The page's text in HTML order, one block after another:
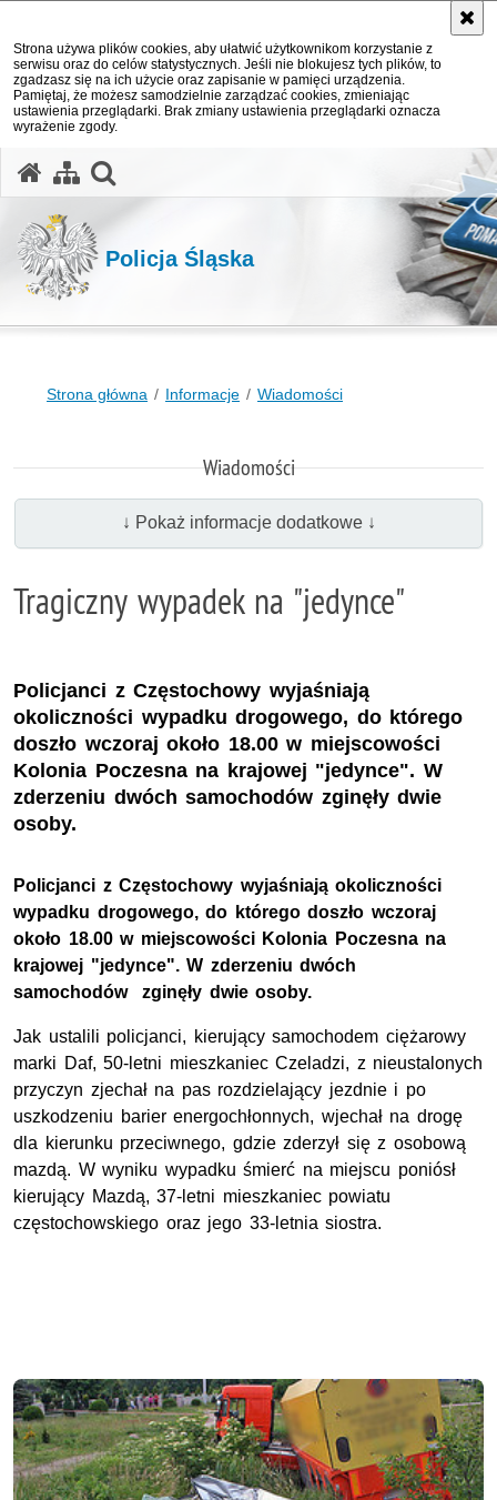
Strona używa plików cookies, aby ułatwić użytkownikom korzystanie z
serwisu oraz do celów statystycznych. Jeśli nie blokujesz tych plików, to
zgadzasz się na ich użycie oraz zapisanie w pamięci urządzenia.
Pamiętaj, że możesz samodzielnie zarządzać cookies, zmieniając
ustawienia przeglądarki. Brak zmiany ustawienia przeglądarki oznacza
wyrażenie zgody.
Policja Śląska
Strona główna Informacje Wiadomości
Wiadomości
↓ Pokaż informacje dodatkowe ↓
Tragiczny wypadek na "jedynce"
Policjanci z Częstochowy wyjaśniają
okoliczności wypadku drogowego, do którego
doszło wczoraj około 18.00 w miejscowości
Kolonia Poczesna na krajowej "jedynce". W
zderzeniu dwóch samochodów zginęły dwie
osoby.
Policjanci z Częstochowy wyjaśniają okoliczności
wypadku drogowego, do którego doszło wczoraj
około 18.00 w miejscowości Kolonia Poczesna na
krajowej "jedynce". W zderzeniu dwóch
samochodów zginęły dwie osoby.
Jak ustalili policjanci, kierujący samochodem ciężarowy
marki Daf, 50-letni mieszkaniec Czeladzi, z nieustalonych
przyczyn zjechał na pas rozdzielający jezdnie i po
uszkodzeniu barier energochłonnych, wjechał na drogę
dla kierunku przeciwnego, gdzie zderzył się z osobową
mazdą. W wyniku wypadku śmierć na miejscu poniósł
kierujący Mazdą, 37-letni mieszkaniec powiatu
częstochowskiego oraz jego 33-letnia siostra.